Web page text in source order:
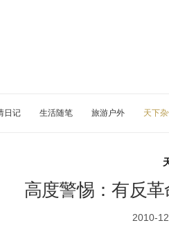
日记 生活随笔 旅游户外 天下
高度警惕：有反
2010-